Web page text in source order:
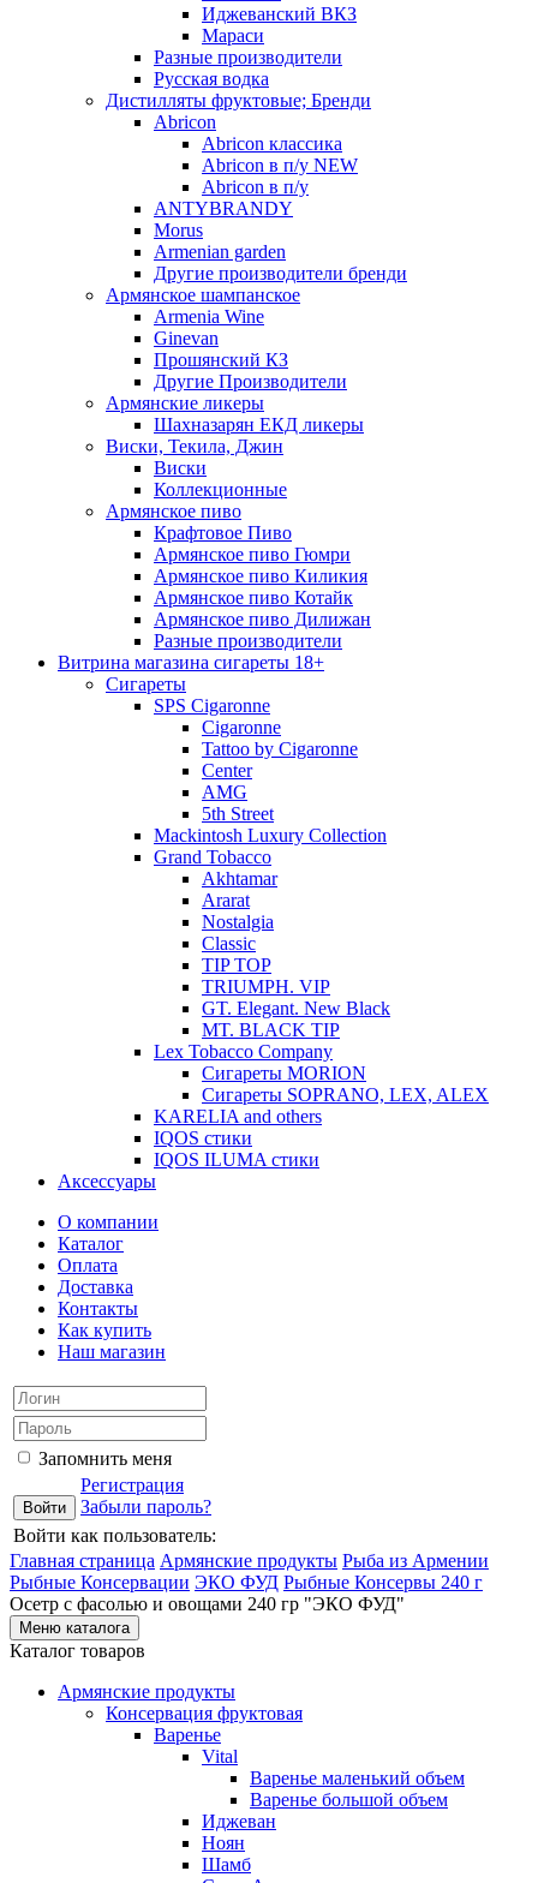
Иджеванский ВКЗ
Мараси
Разные производители
Русская водка
Дистилляты фруктовые; Бренди
Abricon
Abricon классика
Abricon в п/у NEW
Abricon в п/у
ANTYBRANDY
Morus
Armenian garden
Другие производители бренди
Армянское шампанское
Armenia Wine
Ginevan
Прошянский КЗ
Другие Производители
Армянские ликеры
Шахназарян ЕКД ликеры
Виски, Текила, Джин
Виски
Коллекционные
Армянское пиво
Крафтовое Пиво
Армянское пиво Гюмри
Армянское пиво Киликия
Армянское пиво Котайк
Армянское пиво Дилижан
Разные производители
Витрина магазина сигареты 18+
Cигареты
SPS Cigaronne
Сigaronne
Tattoo by Cigaronne
Center
AMG
5th Street
Mackintosh Luxury Collection
Grand Tobacco
Akhtamar
Ararat
Nostalgia
Classic
TIP TOP
TRIUMPH. VIP
GT. Elegant. New Black
MT. BLACK TIP
Lex Tobacco Company
Сигареты MORION
Сигареты SOPRANO, LEX, ALEX
KARELIA and others
IQOS стики
IQOS ILUMA стики
Аксессуары
О компании
Каталог
Оплата
Доставка
Контакты
Как купить
Наш магазин
Запомнить меня
Регистрация
Забыли пароль?
Войти как пользователь:
Главная страница Армянские продукты Рыба из Армении
Рыбные Консервации ЭКО ФУД Рыбные Консервы 240 г
Осетр с фасолью и овощами 240 гр "ЭКО ФУД"
Меню каталога
Каталог товаров
Армянские продукты
Консервация фруктовая
Варенье
Vital
Варенье маленький объем
Варенье большой объем
Иджеван
Ноян
Шамб